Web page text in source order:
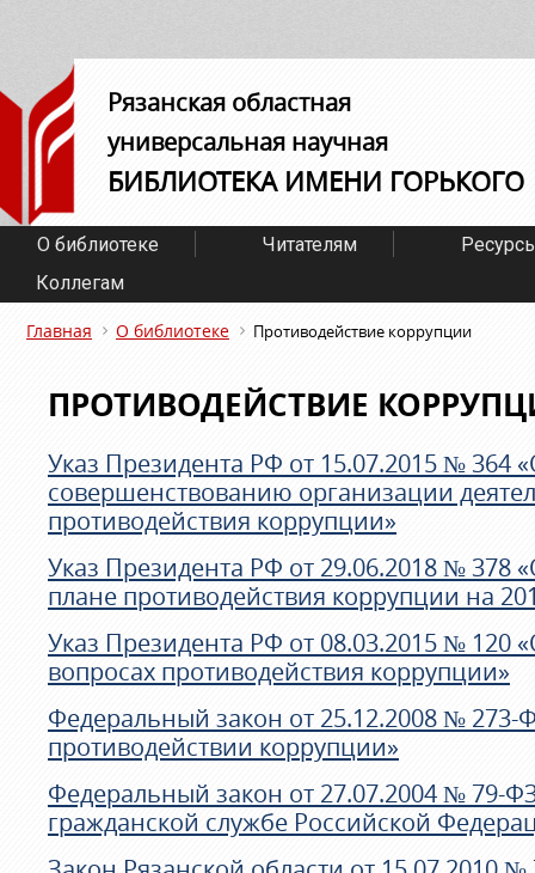
Рязанская областная
универсальная научная
БИБЛИОТЕКА ИМЕНИ ГОРЬКОГО
О библиотеке Читателям
Коллегам
Главная О библиотеке Противодействие коррупции
ПРОТИВОДЕЙСТВИЕ
Указ Президента РФ от 15.07.2015 № 364
совершенствованию организации
противодействия коррупции»
Указ Президента РФ от 29.06.2018 № 378
плане противодействия коррупции на
Указ Президента РФ от 08.03.2015 № 120
вопросах противодействия коррупции»
Федеральный закон от 25.12.2008 № 273-
противодействии коррупции»
Федеральный закон от 27.07.2004 № 79-
гражданской службе Российской